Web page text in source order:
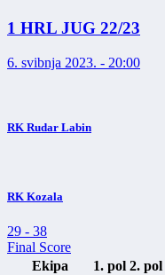
1 HRL JUG 22/23
6. svibnja 2023. - 20:00
RK Rudar Labin
RK Kozala
29 - 38
Final Score
Ekipa
1. pol 2. pol